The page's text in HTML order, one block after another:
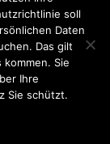
uns
Bilder
WordPress.
soll
Daten
Das gilt
Sie
Ihre
Sie schützt.